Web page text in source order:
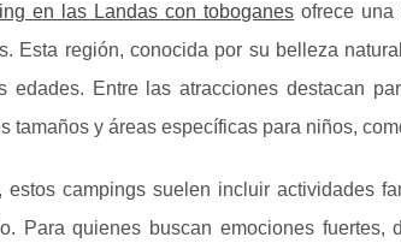
en las Landas con toboganes ofrece
Esta región, conocida por su belleza
edades. Entre las atracciones destacan
tamaños y áreas específicas para niños,
estos campings suelen incluir actividades
Para quienes buscan emociones